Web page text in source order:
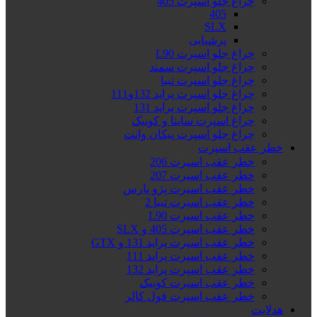
405
SLX
پرشیایی
چراغ جلو اسپرت L90
چراغ جلو اسپرت سمند
چراغ جلو اسپرت تیبا
چراغ جلو اسپرت پراید 132و111
چراغ جلو اسپرت پراید 131
چراغ اسپرت ساینا و کوییک
چراغ جلو اسپرت پیکان وانت
خطر عقب اسپرت
خطر عقب اسپرت 206
خطر عقب اسپرت 207
خطر عقب اسپرت پژو پارس
خطر عقب اسپرت تیبا 2
خطر عقب اسپرت L90
خطر عقب اسپرت 405 و SLX
خطر عقب اسپرت پراید 131 و GTX
خطر عقب اسپرت پراید 111
خطر عقب اسپرت پراید 132
خطر عقب اسپرت کوییک
خطر عقب اسپرت فول کالر
هدلایت